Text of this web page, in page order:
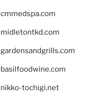
cmmedspa.com
midletontkd.com
gardensandgrills.com
basilfoodwine.com
nikko-tochigi.net